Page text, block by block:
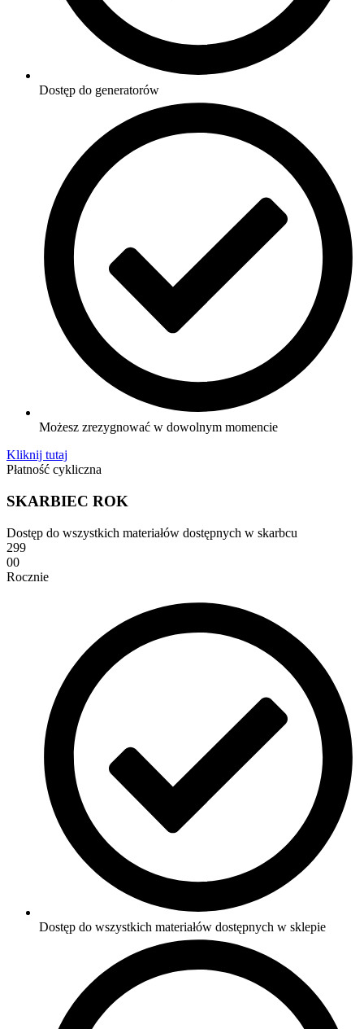
Dostęp do generatorów
Możesz zrezygnować w dowolnym momencie
Kliknij tutaj
Płatność cykliczna
SKARBIEC ROK
Dostęp do wszystkich materiałów dostępnych w skarbcu
299
00
Rocznie
Dostęp do wszystkich materiałów dostępnych w sklepie